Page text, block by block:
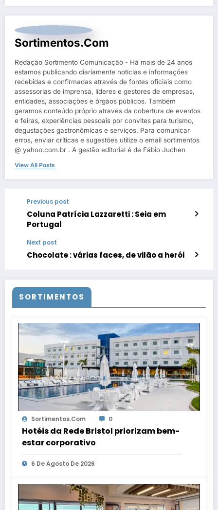
Sortimentos.com
Redação Sortimento Comunicação - Há mais de 24 anos
estamos publicando diariamente notícias e informações
recebidas e confirmadas através de fontes oficiais como
assessorias de imprensa, líderes e gestores de empresas,
entidades, associações e órgãos públicos. Também
geramos conteúdo próprio através da cobertura de eventos
e feiras, experiências pessoais por convites para turismo,
degustações gastronômicas e serviços. Para comunicar
erros, enviar críticas e sugestões utilize o email sortimentos
@ yahoo.com.br . A gestão editorial é de Fábio Juchen
View All Posts
Previous post
Coluna Patrícia Lazzaretti : Seia em
Portugal
Next post
Chocolate : várias faces, de vilão a herói
SORTIMENTOS
Sortimentos.com 0
Hotéis da Rede Bristol priorizam bem-
estar corporativo
6 De Agosto De 2026